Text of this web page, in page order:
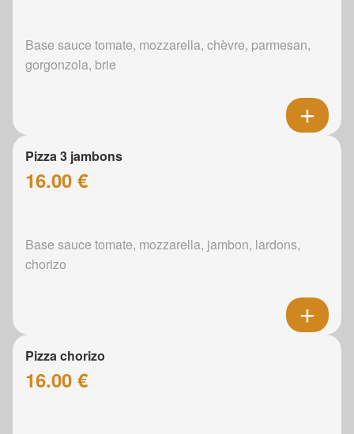
Base sauce tomate, mozzarella, chèvre, parmesan,
gorgonzola, brie
Pizza 3 jambons
16.00 €
Base sauce tomate, mozzarella, jambon, lardons,
chorizo
Pizza chorizo
16.00 €